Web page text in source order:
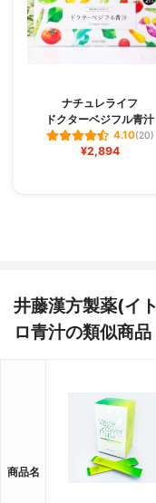
ナチュレライフ
ドクターベジフル青汁
4.10(20)
¥2,894
井藤漢方製薬(イ
ロ青汁の類似商
商品名